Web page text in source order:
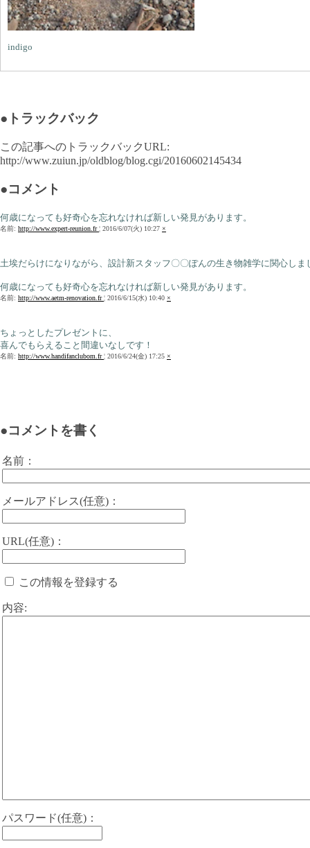
indigo
●トラックバック
この記事へのトラックバックURL:
http://www.zuiun.jp/oldblog/blog.cgi/20160602145434
●コメント
何歳になっても好奇心を忘れなければ新しい発見があります。
名前: http://www.expert-reunion.fr¦ 2016/6/07(火) 10:27 ×
土埃だらけになりながら、設計新スタッフ〇〇ぽんの生き物雑学に関心しま
何歳になっても好奇心を忘れなければ新しい発見があります。
名前: http://www.aetm-renovation.fr¦ 2016/6/15(水) 10:40 ×
ちょっとしたプレゼントに、
喜んでもらえること間違いなしです！
名前: http://www.handifanclubom.fr¦ 2016/6/24(金) 17:25 ×
●コメントを書く
名前：
メールアドレス(任意)：
URL(任意)：
この情報を登録する
内容:
パスワード(任意)：